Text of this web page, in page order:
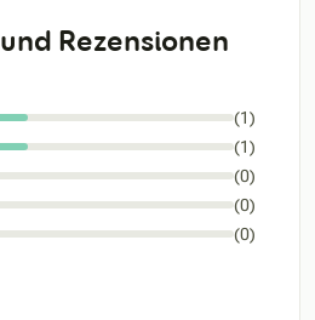
Rezensionen
(1)
(1)
(0)
(0)
(0)